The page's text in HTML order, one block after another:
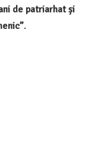
de patriarhat și
.